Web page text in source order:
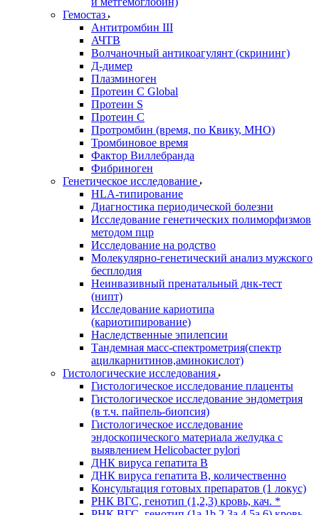
Гемостаз
Антитромбин III
АЧТВ
Волчаночный антикоагулянт (скрининг)
Д-димер
Плазминоген
Протеин C Global
Протеин S
Протеин С
Протромбин (время, по Квику, МНО)
Тромбиновое время
Фактор Виллебранда
Фибриноген
Генетическое исследование
HLA-типирование
Диагностика периодической болезни
Исследование генетических полиморфизмов
методом пцр
Исследование на родство
Молекулярно-генетический анализ мужского
бесплодия
Неинвазивный пренатальный днк-тест
(нипт)
Исследование кариотипа
(кариотипирование)
Наследственные эпилепсии
Тандемная масс-спектрометрия(спектр
ацилкарнитинов,аминокислот)
Гистологические исследования
Гистологическое исследование плаценты
Гистологическое исследование эндометрия
(в т.ч. пайпель-биопсия)
Гистологическое исследование
эндоскопического материала желудка с
выявлением Helicobacter pylori
ДНК вируса гепатита B
ДНК вируса гепатита B, количественно
Консультация готовых препаратов (1 локус)
РНК ВГC, генотип (1,2,3) кровь, кач. *